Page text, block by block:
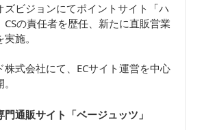
ズビジョンにてポイントサイト「ハ
CSの責任者を歴任、新たに直販営業
施。
式会社にて、ECサイト運営を中心
門通販サイト「ベージュッツ 」